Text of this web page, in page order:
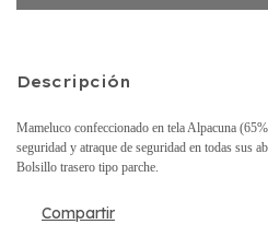
Descripción
Mameluco confeccionado en tela Alpacuna
seguridad y atraque de seguridad en todas sus
Bolsillo trasero tipo parche.
Compartir